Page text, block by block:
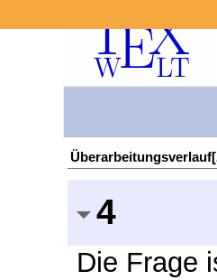
Überarbeitungsverlauf[
4
Die Frage